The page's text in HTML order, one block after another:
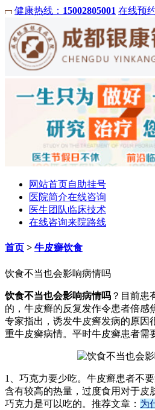
健康热线： 15002805001 在线预
网站首页自助挂号
医院简介在线咨询
医生团队临床技术
在线咨询来院路线
首页 > 牛皮癣饮食
饮食不当也会影响病情吗
饮食不当也会影响病情吗 ？目前患
的，牛皮癣的反复发作令患者倍感
专家指出，诱发牛皮癣发病的原因
重牛皮癣病情。平时牛皮癣患者需
1、巧克力要少吃。牛皮癣患者不
含有较高的热量，过度食用对于皮
巧克力是可以吃的。推荐文章： 为